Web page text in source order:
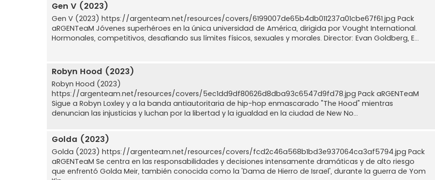
Gen V (2023)
Gen V (2023) https://argenteam.net/resources/covers/6199007de65b4db011237a01cbe67f61.jpg Pack
aRGENTeaM Jóvenes superhéroes en la única universidad de América, dirigida por Vought International.
Hormonales, competitivos, desafiando sus límites físicos, sexuales y morales. Director: Evan Goldberg, E...
Robyn Hood (2023)
Robyn Hood (2023)
https://argenteam.net/resources/covers/5ec1dd9df80626d8dba93c6547d9fd78.jpg Pack aRGENTeaM
Sigue a Robyn Loxley y a la banda antiautoritaria de hip-hop enmascarado "The Hood" mientras
denuncian las injusticias y luchan por la libertad y la igualdad en la ciudad de New No...
Golda (2023)
Golda (2023) https://argenteam.net/resources/covers/fcd2c46a568b1bd3e937064ca3af5794.jpg Pack
aRGENTeaM Se centra en las responsabilidades y decisiones intensamente dramáticas y de alto riesgo
que enfrentó Golda Meir, también conocida como la 'Dama de Hierro de Israel', durante la guerra de Yom